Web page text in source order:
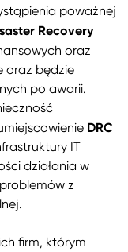
poważnej
Recovery
oraz
oraz będzie
po awarii.
DRC
IT
działania w
z
firm, którym